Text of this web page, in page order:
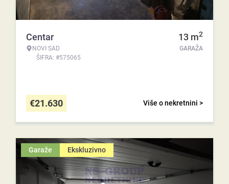
Centar
NOVI SAD
ŠIFRA: #575065
13 m2
GARAŽA
Više o nekretnini >
€21.630
Garaže Ekskluzivno